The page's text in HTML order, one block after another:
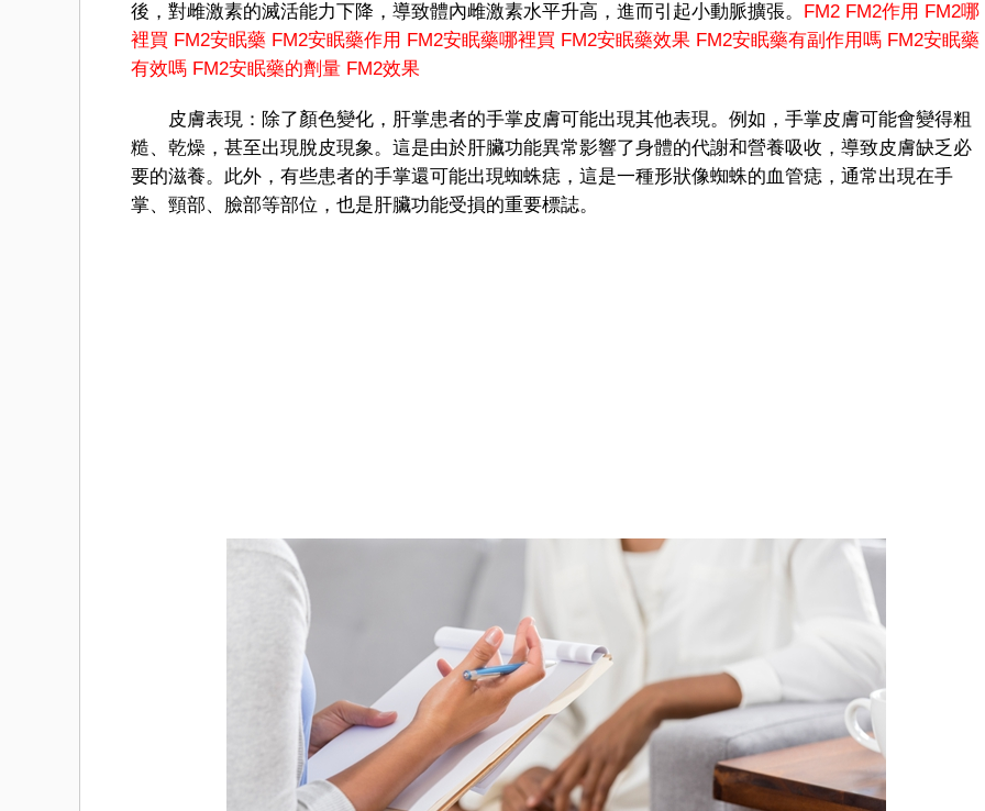
後，對雌激素的滅活能力下降，導致體內雌激素水平升高，進而引起小動脈擴張。 FM2 FM2作用 FM2哪
裡買 FM2安眠藥 FM2安眠藥作用 FM2安眠藥哪裡買 FM2安眠藥效果 FM2安眠藥有副作用嗎 FM2安眠藥
有效嗎 FM2安眠藥的劑量 FM2效果
皮膚表現：除了顏色變化，肝掌患者的手掌皮膚可能出現其他表現。例如，手掌皮膚可能會變得粗
糙、乾燥，甚至出現脫皮現象。這是由於肝臟功能異常影響了身體的代謝和營養吸收，導致皮膚缺乏必
要的滋養。此外，有些患者的手掌還可能出現蜘蛛痣，這是一種形狀像蜘蛛的血管痣，通常出現在手
掌、頸部、臉部等部位，也是肝臟功能受損的重要標誌。